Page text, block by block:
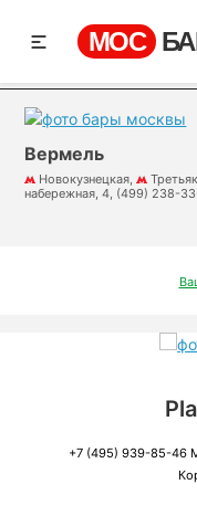
МОС
Вермель
Новокузнецкая,
набережная, 4, (499) 238-
+7 (495) 939-85-46